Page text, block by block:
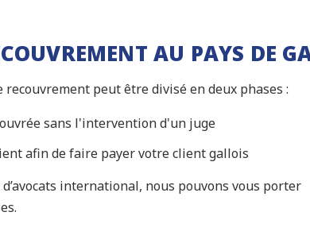
AU PAYS DE
recouvrement peut être divisé en deux phases :
sans l'intervention d'un juge
afin de faire payer votre client gallois
international, nous pouvons vous porter